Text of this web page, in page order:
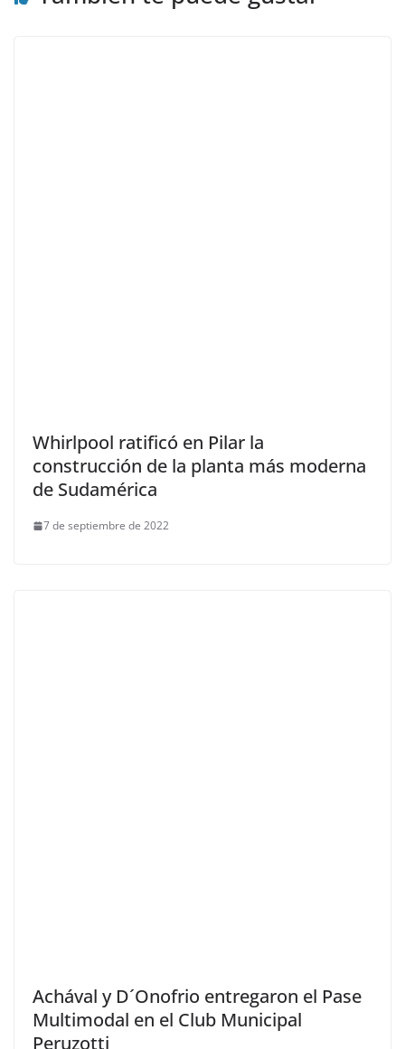
Whirlpool ratificó en Pilar la
construcción de la planta más moderna
de Sudamérica
7 de septiembre de 2022
Achával y D´Onofrio entregaron el Pase
Multimodal en el Club Municipal
Peruzotti